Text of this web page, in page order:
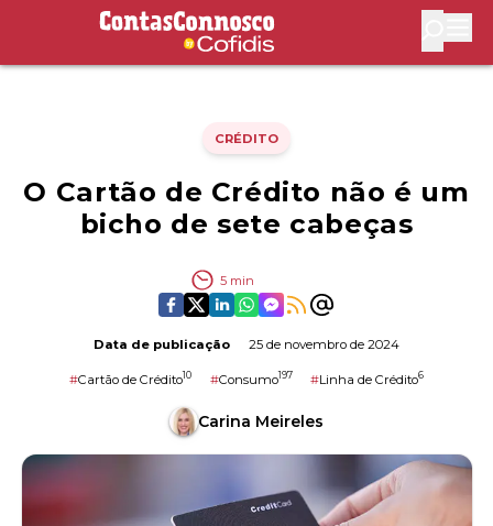
Contas Connosco by Cofidis
CRÉDITO
O Cartão de Crédito não é um
bicho de sete cabeças
5 min
Data de publicação 25 de novembro de 2024
#Cartão de Crédito10 #Consumo197 #Linha de Crédito6
Carina Meireles